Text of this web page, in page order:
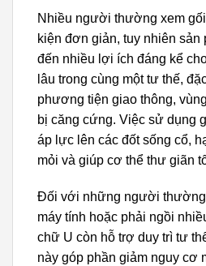
Nhiều người thường xem
kiện đơn giản, tuy nhiên sản
đến nhiều lợi ích đáng kể
lâu trong cùng một tư thế,
phương tiện giao thông,
bị căng cứng. Việc sử dụng
áp lực lên các đốt sống cổ,
mỏi và giúp cơ thể thư giãn
Đối với những người thường
máy tính hoặc phải ngồi
chữ U còn hỗ trợ duy trì tư
này góp phần giảm nguy cơ